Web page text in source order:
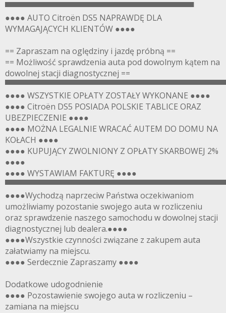
▀▀▀▀▀▀▀▀▀▀▀▀▀▀▀▀▀▀▀▀▀▀▀▀▀▀▀▀▀▀▀▀▀▀
●●●● AUTO Citroën DS5 NAPRAWDĘ DLA
WYMAGAJĄCYCH KLIENTÓW ●●●●
== Zapraszam na oględziny i jazdę próbną ==
== Możliwość sprawdzenia auta pod dowolnym kątem na
dowolnej stacji diagnostycznej ==
●●●● WSZYSTKIE OPŁATY ZOSTAŁY WYKONANE ●●●●
●●●● Citroën DS5 POSIADA POLSKIE TABLICE ORAZ
UBEZPIECZENIE ●●●●
●●●● MOŻNA LEGALNIE WRACAĆ AUTEM DO DOMU NA
KOŁACH ●●●●
●●●● KUPUJĄCY ZWOLNIONY Z OPŁATY SKARBOWEJ 2%
●●●●
●●●● WYSTAWIAM FAKTURĘ ●●●●
●●●●Wychodzą naprzeciw Państwa oczekiwaniom
umożliwiamy pozostanie swojego auta w rozliczeniu
oraz sprawdzenie naszego samochodu w dowolnej stacji
diagnostycznej lub dealera.●●●●
●●●●Wszystkie czynności związane z zakupem auta
załatwiamy na miejscu.
●●●● Serdecznie Zapraszamy ●●●●
Dodatkowe udogodnienie
●●●● Pozostawienie swojego auta w rozliczeniu –
zamiana na miejscu